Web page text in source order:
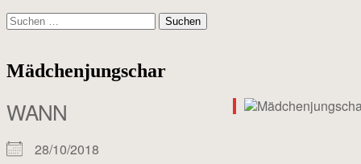
Suchen
nach:
Mädchenjungschar
WANN
28/10/2018